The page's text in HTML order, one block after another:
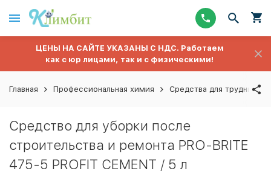
ЦЕНЫ НА САЙТЕ УКАЗАНЫ С НДС. Работаем
как с юр лицами, так и с физическими!
Главная Профессиональная химия Средства для трудных
Средство для уборки после
строительства и ремонта PRO-BRITE
475-5 PROFIT CEMENT / 5 л